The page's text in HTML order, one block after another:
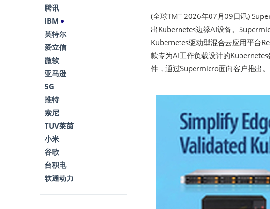
(全球TMT 2026年07月09日讯)
出Kubernetes边缘AI设备。
Kubernetes驱动型混合云应用平台
款专为AI工作负载设计的
件，通过Supermicro面向客户推出。
腾讯
IBM
英特尔
爱立信
微软
亚马逊
5G
推特
索尼
TUV莱茵
小米
谷歌
台积电
软通动力